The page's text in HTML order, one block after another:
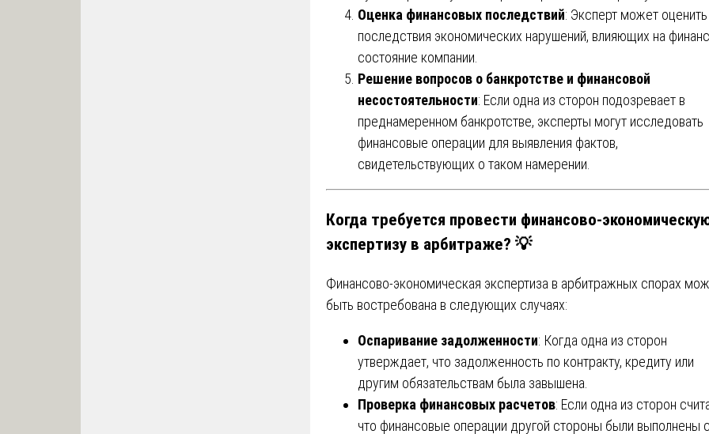
Оценка финансовых последствий: Эксперт может оценить
последствия экономических нарушений, влияющих на
состояние компании.
Решение вопросов о банкротстве и финансовой
несостоятельности: Если одна из сторон подозревает в
преднамеренном банкротстве, эксперты могут исследовать
финансовые операции для выявления фактов,
свидетельствующих о таком намерении.
Когда требуется провести финансово-
экспертизу в арбитраже? 💡
Финансово-экономическая экспертиза в арбитражных спорах
быть востребована в следующих случаях:
Оспаривание задолженности: Когда одна из сторон
утверждает, что задолженность по контракту, кредиту или
другим обязательствам была завышена.
Проверка финансовых расчетов: Если одна из сторон
что финансовые операции другой стороны были выполнены с